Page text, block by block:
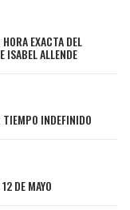
EXACTA DEL
ISABEL ALLENDE
TIEMPO INDEFINIDO
DE MAYO